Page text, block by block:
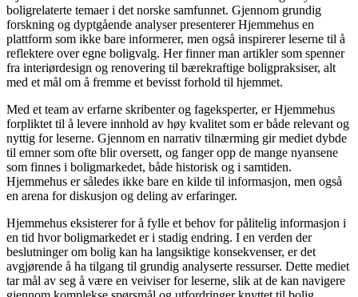
boligrelaterte temaer i det norske samfunnet. Gjennom grundig
forskning og dyptgående analyser presenterer Hjemmehus en
plattform som ikke bare informerer, men også inspirerer leserne til å
reflektere over egne boligvalg. Her finner man artikler som spenner
fra interiørdesign og renovering til bærekraftige boligpraksiser, alt
med et mål om å fremme et bevisst forhold til hjemmet.
Med et team av erfarne skribenter og fageksperter, er Hjemmehus
forpliktet til å levere innhold av høy kvalitet som er både relevant og
nyttig for leserne. Gjennom en narrativ tilnærming gir mediet dybde
til emner som ofte blir oversett, og fanger opp de mange nyansene
som finnes i boligmarkedet, både historisk og i samtiden.
Hjemmehus er således ikke bare en kilde til informasjon, men også
en arena for diskusjon og deling av erfaringer.
Hjemmehus eksisterer for å fylle et behov for pålitelig informasjon i
en tid hvor boligmarkedet er i stadig endring. I en verden der
beslutninger om bolig kan ha langsiktige konsekvenser, er det
avgjørende å ha tilgang til grundig analyserte ressurser. Dette mediet
tar mål av seg å være en veiviser for leserne, slik at de kan navigere